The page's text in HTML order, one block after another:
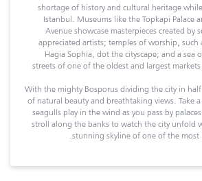
shortage of history and cultural heritage
Istanbul. Museums like the Topkapi Palace
Avenue showcase masterpieces created by
appreciated artists; temples of worship, such
Hagia Sophia, dot the cityscape; and a sea
streets of one of the oldest and largest
With the mighty Bosporus dividing the city in
of natural beauty and breathtaking views. Take
seagulls play in the wind as you pass by
stroll along the banks to watch the city unfold
stunning skyline of one of the most